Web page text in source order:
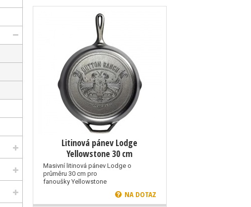
Litinová pánev Lodge
Yellowstone 30 cm
Masivní litinová pánev Lodge o
průměru 30 cm pro
fanoušky Yellowstone
NA DOTAZ